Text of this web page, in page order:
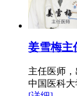
姜雪梅主
主任医师
中国医科